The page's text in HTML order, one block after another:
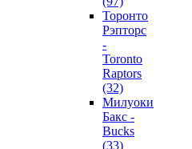
Торонто
Рэпторс
-
Toronto
Raptors
(32)
Милуоки
Бакс -
Bucks
(33)